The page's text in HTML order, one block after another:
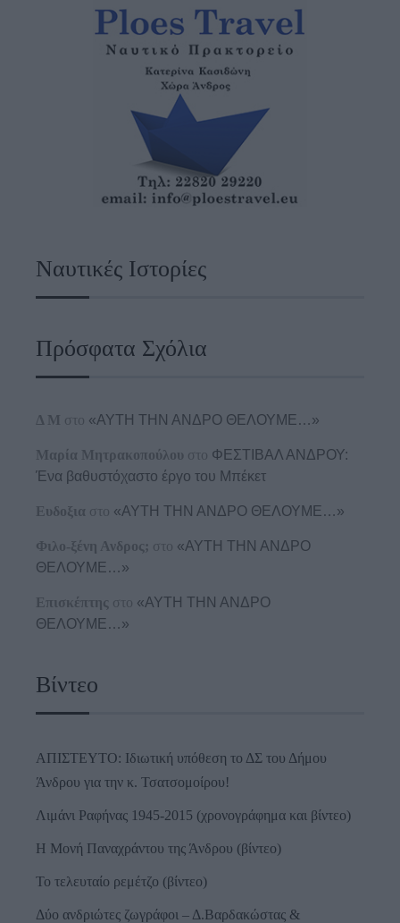
Ναυτικές Ιστορίες
Πρόσφατα Σχόλια
Δ Μ στο «ΑΥΤΗ ΤΗΝ ΑΝΔΡΟ ΘΕΛΟΥΜΕ…»
Μαρία Μητρακοπούλου στο ΦΕΣΤΙΒΑΛ ΑΝΔΡΟΥ:
Ένα βαθυστόχαστο έργο του Μπέκετ
Ευδοξια στο «ΑΥΤΗ ΤΗΝ ΑΝΔΡΟ ΘΕΛΟΥΜΕ…»
Φιλο-ξένη Ανδρος; στο «ΑΥΤΗ ΤΗΝ ΑΝΔΡΟ
ΘΕΛΟΥΜΕ…»
Επισκέπτης στο «ΑΥΤΗ ΤΗΝ ΑΝΔΡΟ
ΘΕΛΟΥΜΕ…»
Βίντεο
ΑΠΙΣΤΕΥΤΟ: Ιδιωτική υπόθεση το ΔΣ του Δήμου
Άνδρου για την κ. Τσατσομοίρου!
Λιμάνι Ραφήνας 1945-2015 (χρονογράφημα και βίντεο)
Η Μονή Παναχράντου της Άνδρου (βίντεο)
Το τελευταίο ρεμέτζο (βίντεο)
Δύο ανδριώτες ζωγράφοι – Δ.Βαρδακώστας &